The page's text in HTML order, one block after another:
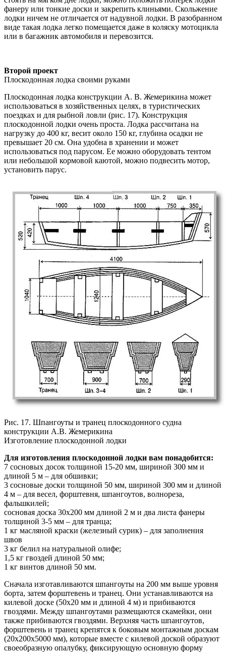
фанеру или тонкие доски и закрепить клиньями. Скольжение
лодки ничем не отличается от надувной лодки. В разобранном
виде такая лодка легко помещается даже в коляску мотоцикла
или в багажник автомобиля и перевозится.
Второй проект
Плоскодонная лодка своими руками
Плоскодонная лодка конструкции А. В. Жемерикина может
использоваться в хозяйственных целях, в туристических
поездках и для рыбной ловли (рис. 17). Конструкция
плоскодонной лодки очень проста. Лодка рассчитана на
нагрузку до 400 кг, весит около 150 кг, глубина осадки не
превышает 20 см. Она удобна в хранении и может
использоваться под парусом. Ее можно оборудовать тентом
или небольшой кормовой каютой, можно подвесить мотор,
установить парус.
Рис. 17. Шпангоуты и транец плоскодонного судна
конструкции А.В. Жемерикина
Изготовление плоскодонной лодки
Для изготовления плоскодонной лодки вам понадобится:
7 сосновых досок толщиной 15-20 мм, шириной 300 мм и
длиной 5 м – для обшивки;
3 сосновые доски толщиной 50 мм, шириной 300 мм и длиной
4 м – для весел, форштевня, шпангоутов, волнореза,
фальшкилей;
сосновая доска 30х200 мм длиной 2 м и два листа фанеры
толщиной 3-5 мм – для транца;
1 кг масляной краски (железный сурик) – для заполнения
швов
3 кг белил на натуральной олифе;
1,5 кг гвоздей длиной 50 мм;
1 кг винтов длиной 50 мм.
Сначала изготавливаются шпангоуты на 200 мм выше уровня
борта, затем форштевень и транец. Они устанавливаются на
килевой доске (50х20 мм и длиной 4 м) и прибиваются
гвоздями. Между шпангоутами размещаются скамейки, они
также прибиваются гвоздями. Верхняя часть шпангоутов,
форштевень и транец крепятся к боковым монтажным доскам
(20х200х5000 мм), которые вместе с килевой доской образуют
своеобразную опалубку, фиксирующую основную форму